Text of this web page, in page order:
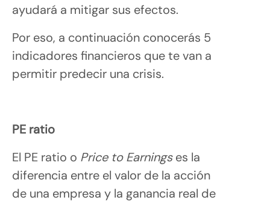
ayudará a mitigar sus efectos.
Por eso, a continuación conocerás 5
indicadores financieros que te van a
permitir predecir una crisis.
PE ratio
El PE ratio o Price to Earningses la
diferencia entre el valor de la acción
de una empresa y la ganancia real de